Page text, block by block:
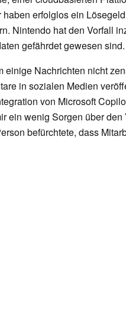
haben erfolglos ein
Nintendo hat den Vorfall
gefährdet gewesen sind.
einige Nachrichten nicht
in sozialen Medien
von Microsoft
ein wenig Sorgen über
befürchtete, dass